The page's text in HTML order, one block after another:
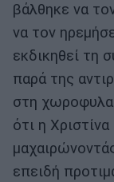
βάλθηκε να
να τον
εκδικηθεί τη
παρά της
στη
ότι η
επειδή